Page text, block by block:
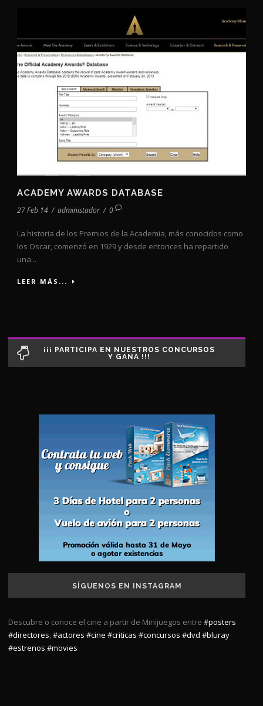
ACADEMY AWARDS DATABASE
27 Feb 14 / administador / 0
La historia de los Premios de la Academia, más conocidos como
los Oscar, comenzó en 1929 y desde entonces ha repartido
una...
LEER MÁS...
¡¡¡ PARTICIPA EN NUESTROS CONCURSOS
Y GANA !!!
SÍGUENOS EN INSTAGRAM
Descubre o conoce el cine a partir de Minijuegos entre #posters
#directores,#actores #cine #criticas #concursos #dvd #bluray
#estrenos #movies